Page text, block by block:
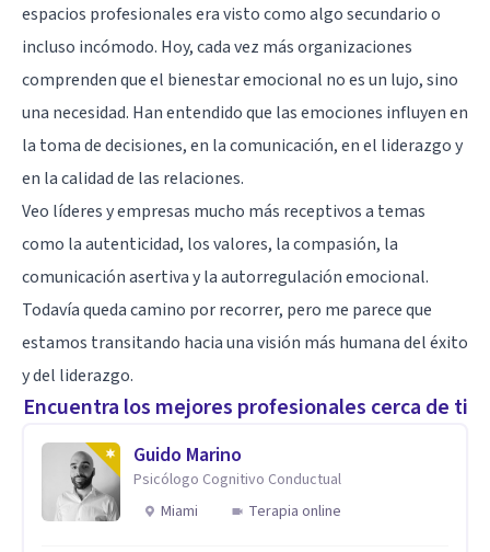
espacios profesionales era visto como algo secundario o
incluso incómodo. Hoy, cada vez más organizaciones
comprenden que el bienestar emocional no es un lujo, sino
una necesidad. Han entendido que las emociones influyen en
la toma de decisiones, en la comunicación, en el liderazgo y
en la calidad de las relaciones.
Veo líderes y empresas mucho más receptivos a temas
como la autenticidad, los valores, la compasión, la
comunicación asertiva y la autorregulación emocional.
Todavía queda camino por recorrer, pero me parece que
estamos transitando hacia una visión más humana del éxito
y del liderazgo.
Encuentra los mejores profesionales cerca de ti
Guido Marino
Psicólogo Cognitivo Conductual
Miami
Terapia online